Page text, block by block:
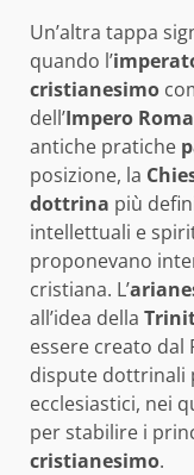
Un’altra tappa
quando l’
cristianesimo
dell’Impero
antiche pratiche
posizione, la
dottrina più
intellettuali e
proponevano
cristiana. L’
all’idea della
essere creato dal
dispute dottrinali
ecclesiastici, nei
per stabilire i
cristianesimo.